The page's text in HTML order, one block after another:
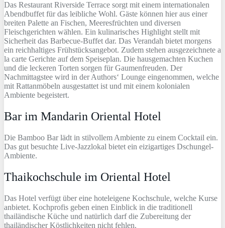
Das Restaurant Riverside Terrace sorgt mit einem internationalen
Abendbuffet für das leibliche Wohl. Gäste können hier aus einer
breiten Palette an Fischen, Meeresfrüchten und diversen
Fleischgerichten wählen. Ein kulinarisches Highlight stellt mit
Sicherheit das Barbecue-Buffet dar. Das Verandah bietet morgens
ein reichhaltiges Frühstücksangebot. Zudem stehen ausgezeichnete a
la carte Gerichte auf dem Speiseplan. Die hausgemachten Kuchen
und die leckeren Torten sorgen für Gaumenfreuden. Der
Nachmittagstee wird in der Authors‘ Lounge eingenommen, welche
mit Rattanmöbeln ausgestattet ist und mit einem kolonialen
Ambiente begeistert.
Bar im Mandarin Oriental Hotel
Die Bamboo Bar lädt in stilvollem Ambiente zu einem Cocktail ein.
Das gut besuchte Live-Jazzlokal bietet ein eizigartiges Dschungel-
Ambiente.
Thaikochschule im Oriental Hotel
Das Hotel verfügt über eine hoteleigene Kochschule, welche Kurse
anbietet. Kochprofis geben einen Einblick in die traditionell
thailändische Küche und natürlich darf die Zubereitung der
thailändischer Köstlichkeiten nicht fehlen.